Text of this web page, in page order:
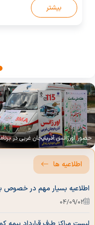
واحد تریاژ تلفنی
رئیس اداره امور پایگاه ها
امور موتورلانس
مسئول شهرستان
مسئول پایگاه
کارشناس فوریتهای پزشکی
دارو و تجهیزات
بیشتر
حضور اورژانس آذربایجان غربی در
آغاز هفته سلامت در ارومیه
اطلاعیه ها
اطلاعیه بسیار مهم در خصوص
04/09/02